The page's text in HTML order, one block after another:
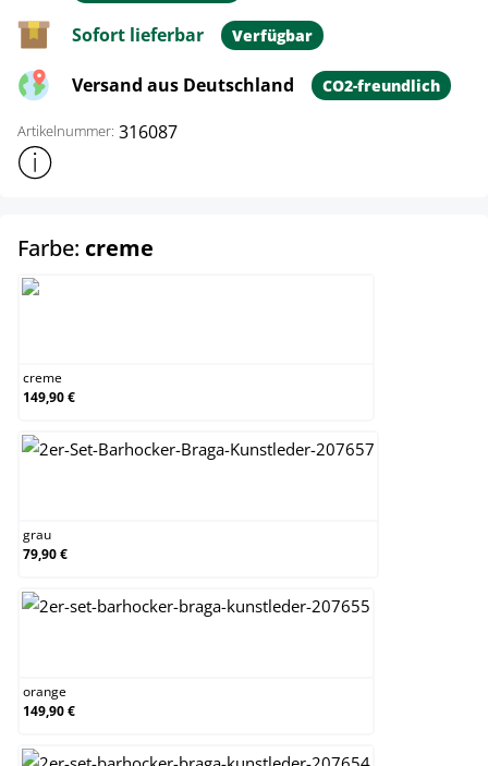
Sofort lieferbar Verfügbar
Versand aus Deutschland CO2-freundlich
Artikelnummer: 316087
Weitere Produktinformationen anzeigen
Farbe: creme
creme
149,90 €
grau
79,90 €
orange
149,90 €